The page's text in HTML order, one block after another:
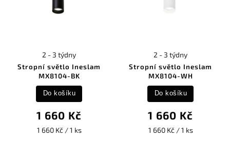
Stropní světlo Ineslam
MX8104-BK
2 - 3 týdny
1 660 Kč
1 660 Kč / 1 ks
Do košíku
Stropní světlo Ineslam
MX8104-WH
2 - 3 týdny
1 660 Kč
1 660 Kč / 1 ks
Do košíku